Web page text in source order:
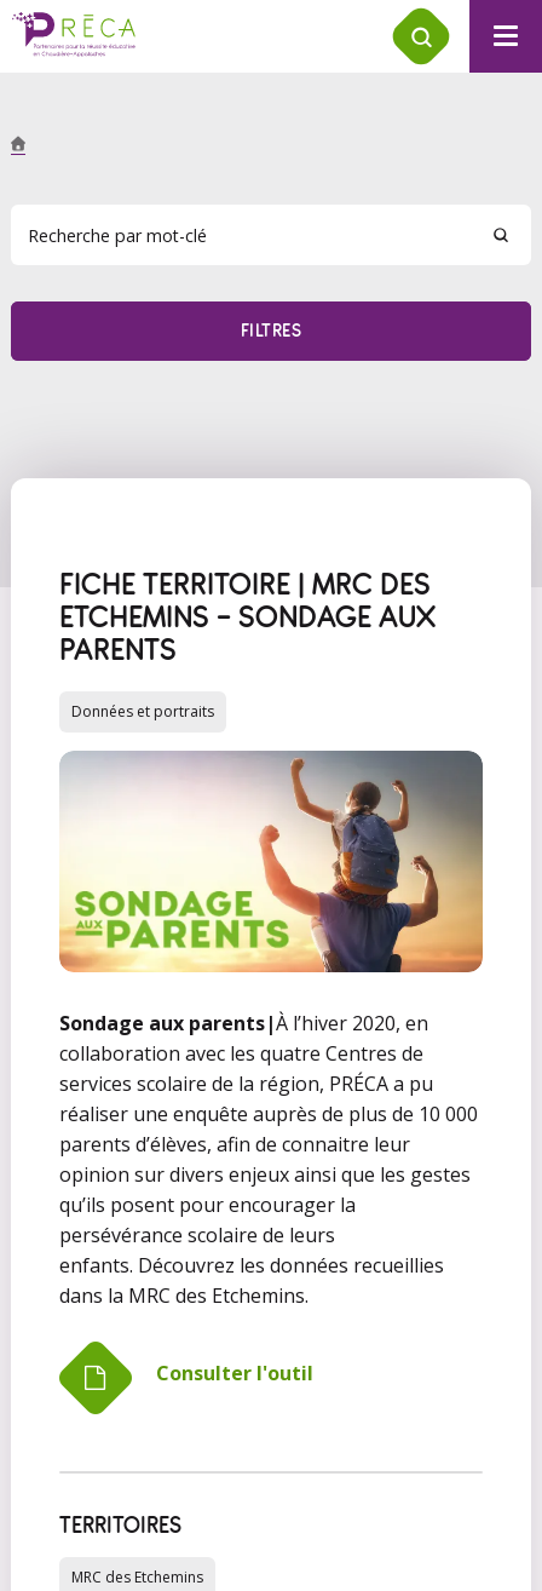
FILTRES
FICHE TERRITOIRE | MRC DES
ETCHEMINS - SONDAGE AUX
PARENTS
Données et portraits
Sondage aux parents|À l’hiver 2020, en
collaboration avec les quatre Centres de
services scolaire de la région, PRÉCA a pu
réaliser une enquête auprès de plus de 10 000
parents d’élèves, afin de connaitre leur
opinion sur divers enjeux ainsi que les gestes
qu’ils posent pour encourager la
persévérance scolaire de leurs
enfants. Découvrez les données recueillies
dans la MRC des Etchemins.
Consulter l'outil
TERRITOIRES
MRC des Etchemins